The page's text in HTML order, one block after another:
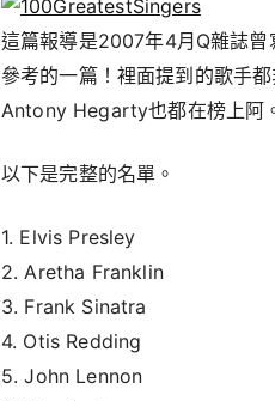
這篇報導是2007年4月Q雜誌
參考的一篇！裡面提到的歌手
Antony Hegarty也都在榜上阿
以下是完整的名單。
1. Elvis Presley
2. Aretha Franklin
3. Frank Sinatra
4. Otis Redding
5. John Lennon